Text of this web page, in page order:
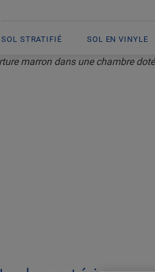
SOL STRATIFIÉ SOL EN VINYLE